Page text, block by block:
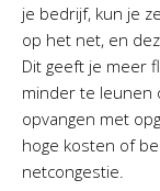
je bedrijf, kun je
op het net, en
Dit geeft je meer
minder te leunen
opvangen met
hoge kosten of
netcongestie.